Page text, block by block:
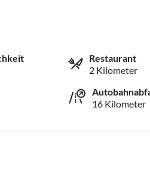
Restaurant
2 Kilometer
16 Kilometer